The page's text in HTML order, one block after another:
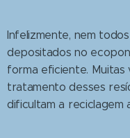
Infelizmente, nem
depositados no
forma eficiente. Muitas
tratamento desses
dificultam a reciclagem